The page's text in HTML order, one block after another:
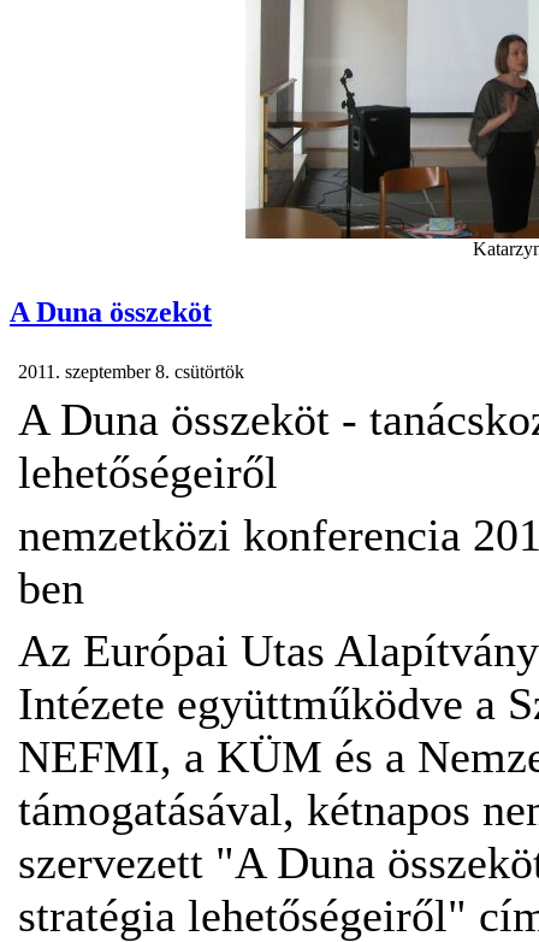
A Duna összeköt
2011. szeptember 8. csütörtök
A Duna összeköt -
lehetőségeiről
nemzetközi konferencia
ben
Az Európai Utas
Intézete együttműködve a
NEFMI, a KÜM és a
támogatásával, kétnapos
szervezett "A Duna
stratégia lehetőségeiről"